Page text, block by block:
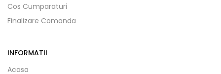
Cos Cumparaturi
Finalizare Comanda
INFORMATII
Acasa